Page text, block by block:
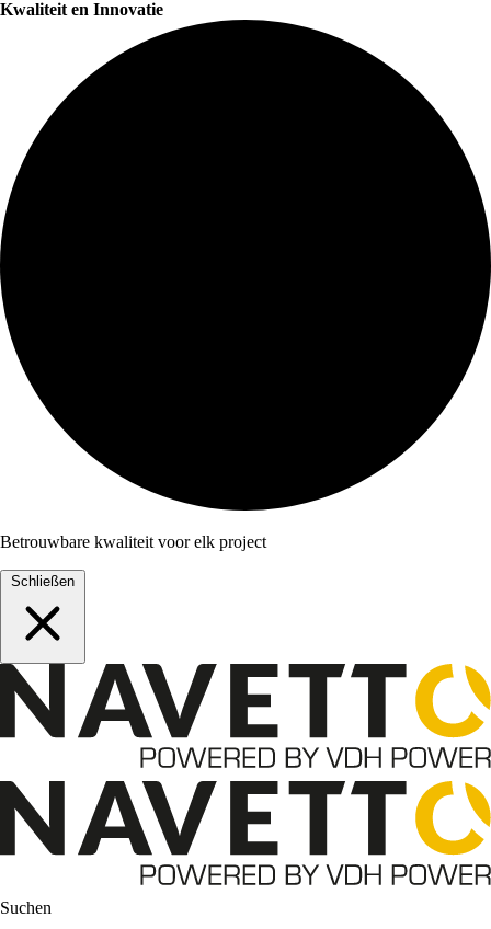
Kwaliteit en Innovatie
Betrouwbare kwaliteit voor elk project
Schließen
Suchen